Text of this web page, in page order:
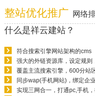
整站优化推广 网络
什么是祥云建站？
符合搜索引擎网站架构的cms
强大的外链资源库，设定规则
覆盖主流搜索引擎，600分站
同步wap(手机网站)，绑定企
实现三网合一，打通pc,手机